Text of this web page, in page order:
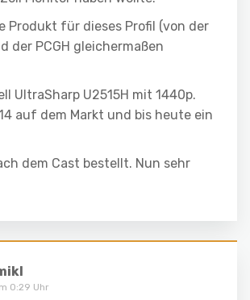
Produkt für dieses Profil (von der
der PCGH gleichermaßen
UltraSharp U2515H mit 1440p.
auf dem Markt und bis heute ein
dem Cast bestellt. Nun sehr
0:29 Uhr